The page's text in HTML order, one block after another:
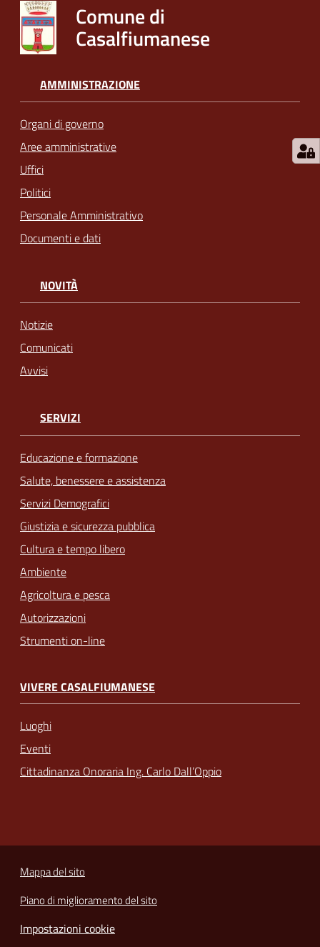
Comune di
Casalfiumanese
AMMINISTRAZIONE
Organi di governo
Aree amministrative
Uffici
Politici
Personale Amministrativo
Documenti e dati
NOVITÀ
Notizie
Comunicati
Avvisi
SERVIZI
Educazione e formazione
Salute, benessere e assistenza
Servizi Demografici
Giustizia e sicurezza pubblica
Cultura e tempo libero
Ambiente
Agricoltura e pesca
Autorizzazioni
Strumenti on-line
VIVERE CASALFIUMANESE
Luoghi
Eventi
Cittadinanza Onoraria Ing. Carlo Dall’Oppio
Mappa del sito
Piano di miglioramento del sito
Impostazioni cookie